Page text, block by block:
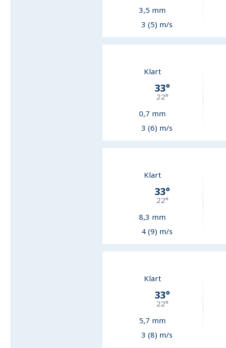
3,5 mm
3 (5) m/s
Klart
33°
22°
0,7 mm
3 (6) m/s
Klart
33°
22°
8,3 mm
4 (9) m/s
Klart
33°
22°
5,7 mm
3 (8) m/s